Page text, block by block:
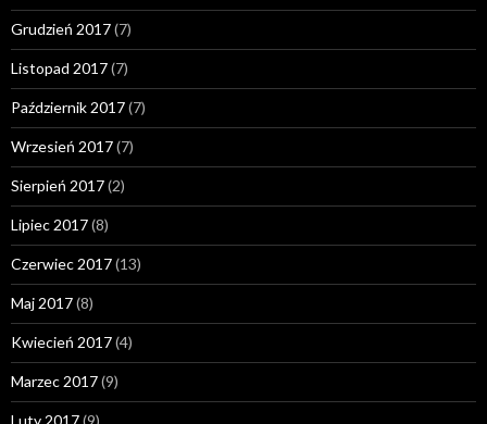
Grudzień 2017(7)
Listopad 2017(7)
Październik 2017(7)
Wrzesień 2017(7)
Sierpień 2017(2)
Lipiec 2017(8)
Czerwiec 2017(13)
Maj 2017(8)
Kwiecień 2017(4)
Marzec 2017(9)
Luty 2017(9)